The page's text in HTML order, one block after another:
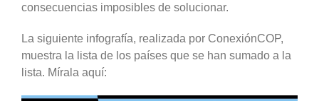
consecuencias imposibles de solucionar.
La siguiente infografía, realizada por ConexiónCOP,
muestra la lista de los países que se han sumado a la
lista. Mírala aquí: